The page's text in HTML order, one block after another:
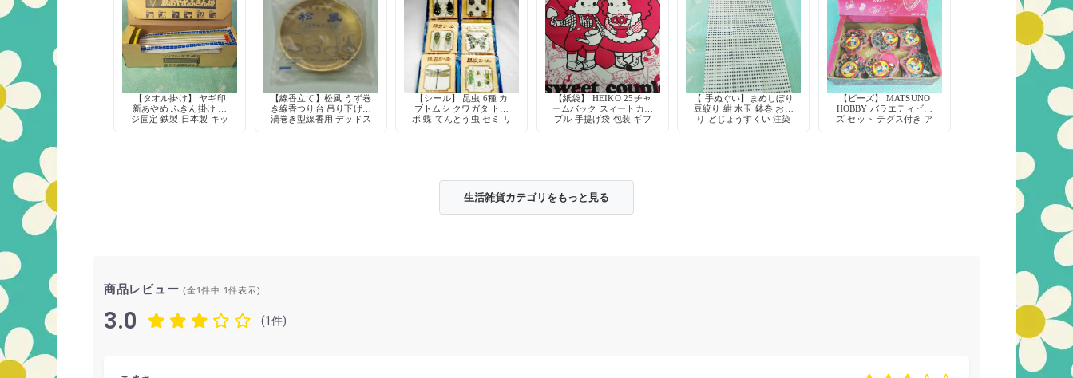
【タオル掛け】 ヤギ印
新あやめ ふきん掛け ネ
ジ固定 鉄製 日本製 キッ
【線香立て】松風 うず巻
き線香つり台 吊り下げ式
渦巻き型線香用 デッドス
【シール】 昆虫 6種 カ
ブトムシ クワガタ トン
ボ 蝶 てんとう虫 セミ リ
【紙袋】 HEIKO 25チャ
ームバック スィートカッ
プル 手提げ袋 包装 ギフ
【 手ぬぐい】まめしぼり
豆絞り 紺 水玉 鉢巻 お祭
り どじょうすくい 注染
【ビーズ】 MATSUNO
HOBBY バラエティビー
ズ セット テグス付き ア
生活雑貨カテゴリをもっと見る
商品レビュー(全1件中 1件表示)
3.0 (1件)